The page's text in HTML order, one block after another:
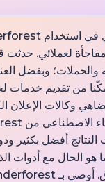
لعملائي. حدثت
وبفضل
من تقديم خدمات
وكالات الإعلان
أفضل بكثير
هو الحال مع أدوات